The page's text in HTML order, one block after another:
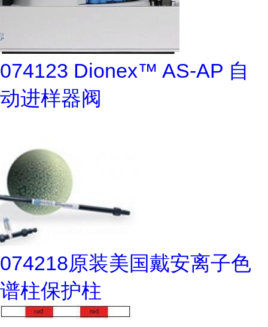
074123 Dionex™ AS-AP 自
动进样器阀
074218原装美国戴安离子色
谱柱保护柱